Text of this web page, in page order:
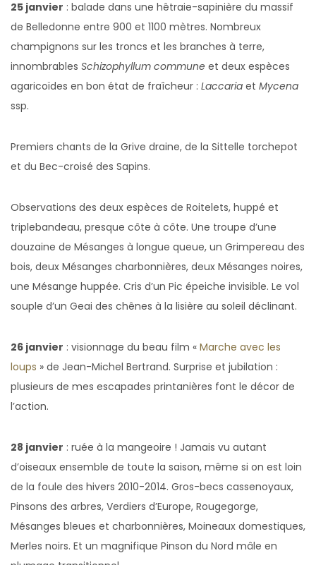
25 janvier : balade dans une hêtraie-sapinière du massif
de Belledonne entre 900 et 1100 mètres. Nombreux
champignons sur les troncs et les branches à terre,
innombrables Schizophyllum commune et deux espèces
agaricoïdes en bon état de fraîcheur : Laccaria et Mycena
ssp.
Premiers chants de la Grive draine, de la Sittelle torchepot
et du Bec-croisé des Sapins.
Observations des deux espèces de Roitelets, huppé et
triplebandeau, presque côte à côte. Une troupe d’une
douzaine de Mésanges à longue queue, un Grimpereau des
bois, deux Mésanges charbonnières, deux Mésanges noires,
une Mésange huppée. Cris d’un Pic épeiche invisible. Le vol
souple d’un Geai des chênes à la lisière au soleil déclinant.
26 janvier : visionnage du beau film « Marche avec les
loups » de Jean-Michel Bertrand. Surprise et jubilation :
plusieurs de mes escapades printanières font le décor de
l’action.
28 janvier : ruée à la mangeoire ! Jamais vu autant
d’oiseaux ensemble de toute la saison, même si on est loin
de la foule des hivers 2010-2014. Gros-becs cassenoyaux,
Pinsons des arbres, Verdiers d’Europe, Rougegorge,
Mésanges bleues et charbonnières, Moineaux domestiques,
Merles noirs. Et un magnifique Pinson du Nord mâle en